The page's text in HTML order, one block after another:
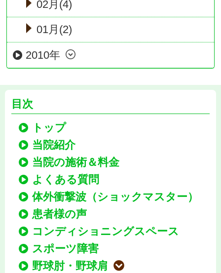
02月(4)
01月(2)
2010年
目次
トップ
当院紹介
当院の施術＆料金
よくある質問
体外衝撃波（ショックマスター）
患者様の声
コンディショニングスペース
スポーツ障害
野球肘・野球肩